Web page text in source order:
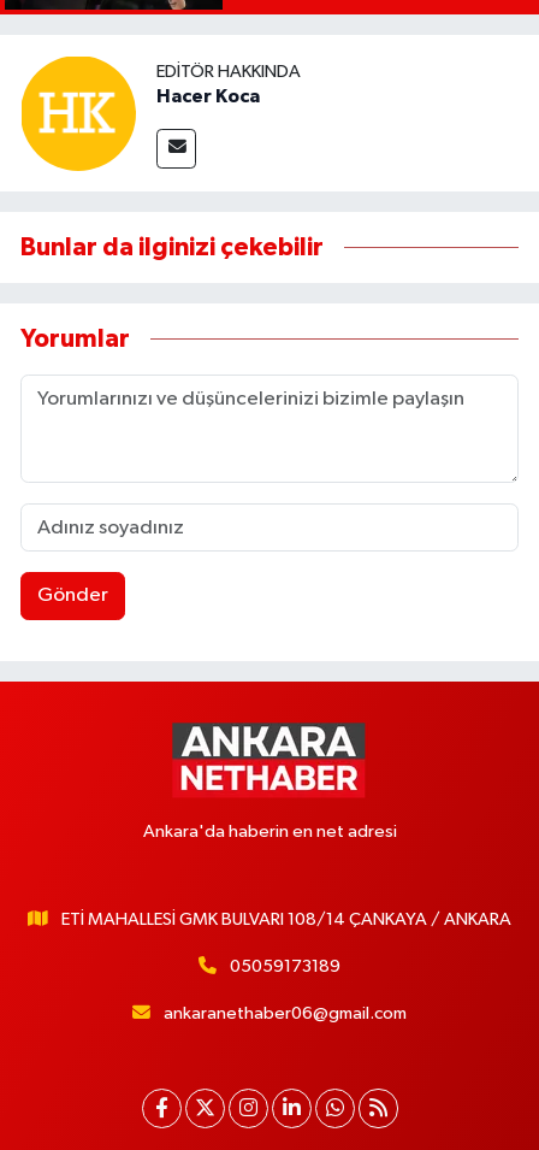
EDITÖR HAKKINDA
Hacer Koca
Bunlar da ilginizi çekebilir
Yorumlar
Gönder
Ankara'da haberin en net adresi
ETİ MAHALLESİ GMK BULVARI 108/14 ÇANKAYA / ANKARA
05059173189
ankaranethaber06@gmail.com